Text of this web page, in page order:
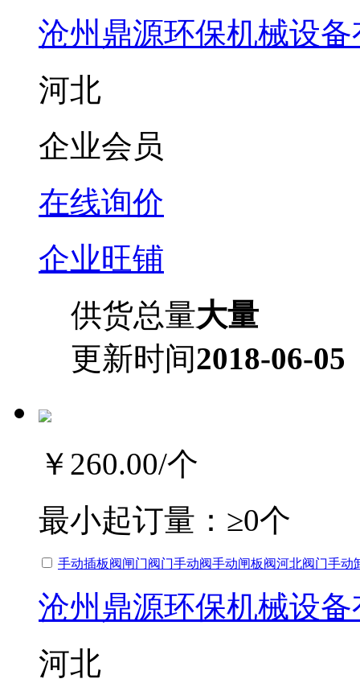
沧州鼎源环保机械设
河北
企业会员
在线询价
企业旺铺
供货总量大量
更新时间2018-06-05
￥260.00/个
最小起订量： ≥0个
手动插板阀闸门阀门手动阀手动闸板阀河北阀门手动
沧州鼎源环保机械设
河北